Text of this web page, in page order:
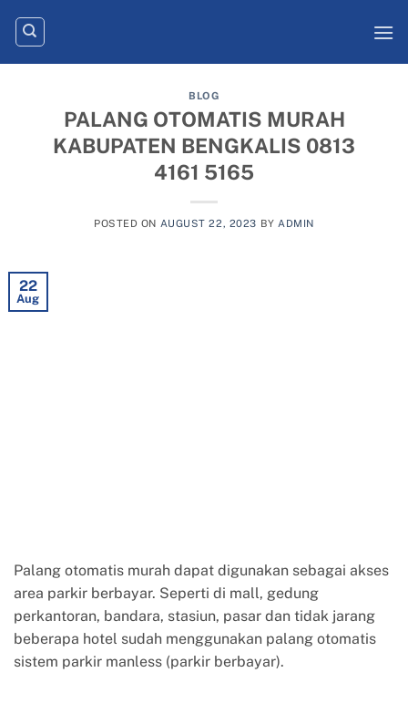
BLOG
PALANG OTOMATIS MURAH
KABUPATEN BENGKALIS 0813
4161 5165
POSTED ON AUGUST 22, 2023 BY ADMIN
22
Aug
Palang otomatis murah dapat digunakan sebagai akses
area parkir berbayar. Seperti di mall, gedung
perkantoran, bandara, stasiun, pasar dan tidak jarang
beberapa hotel sudah menggunakan palang otomatis
sistem parkir manless (parkir berbayar).